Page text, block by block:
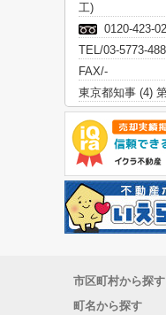
工)
0120-423-
TEL/03-5773-
FAX/-
東京都知事 (4)
市区町村から探す
町名から探す